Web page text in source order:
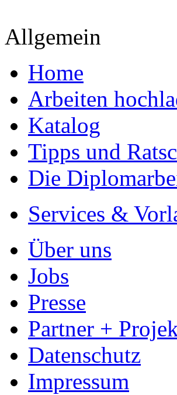
Allgemein
Home
Arbeiten
Katalog
Tipps und
Die
Services &
Über uns
Jobs
Presse
Partner +
Datenschutz
Impressum